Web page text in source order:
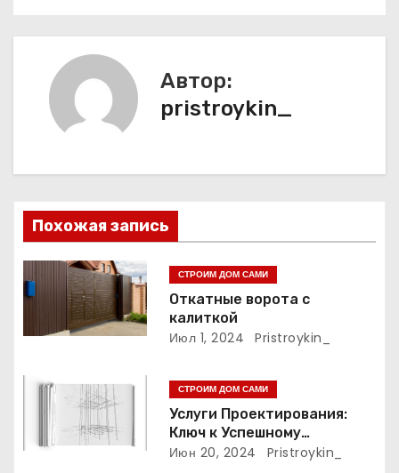
ц
и
я
п
а
Автор:
pristroykin_
Похожая запись
СТРОИМ ДОМ САМИ
Откатные ворота с
калиткой
Июл 1, 2024 Pristroykin_
СТРОИМ ДОМ САМИ
Услуги Проектирования:
Ключ к Успешному
Реализации Ваших Идей
Июн 20, 2024 Pristroykin_